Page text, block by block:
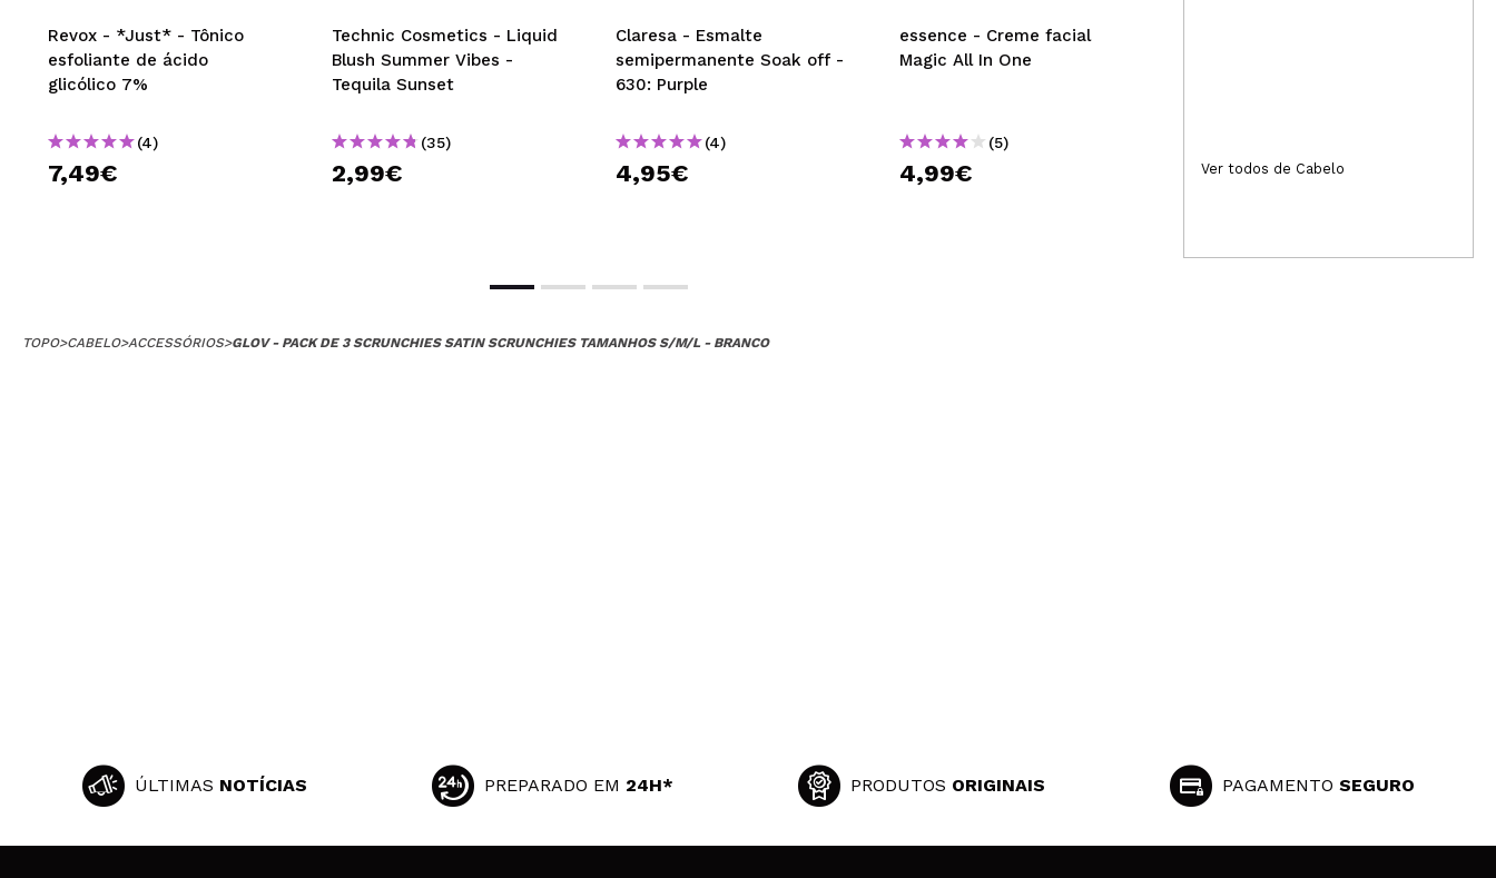
Revox - *Just* - Tônico
esfoliante de ácido
glicólico 7%
(4)
7,49€
Technic Cosmetics - Liquid
Blush Summer Vibes -
Tequila Sunset
(35)
2,99€
Claresa - Esmalte
semipermanente Soak off -
630: Purple
(4)
4,95€
essence - Creme facial
Magic All In One
(5)
4,99€ 39,99€
Ver todos de Cabelo
TOPO>CABELO>ACCESSÓRIOS>GLOV - PACK DE 3 SCRUNCHIES SATIN SCRUNCHIES TAMANHOS S/M/L - BRANCO
ÚLTIMAS NOTÍCIAS PREPARADO EM 24H* PRODUTOS ORIGINAIS PAGAMENTOSEGURO